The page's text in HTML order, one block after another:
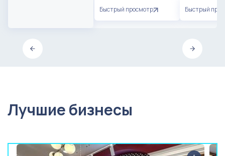
Быстрый просмотр Быстрый
Лучшие бизнесы